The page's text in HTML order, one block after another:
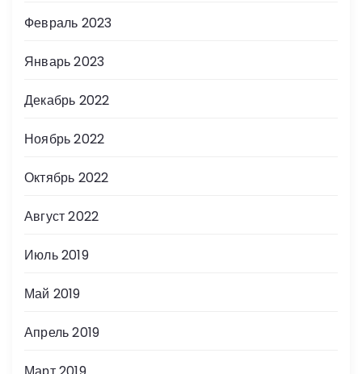
Февраль 2023
Январь 2023
Декабрь 2022
Ноябрь 2022
Октябрь 2022
Август 2022
Июль 2019
Май 2019
Апрель 2019